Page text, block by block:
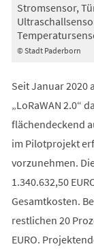
© Stadt Paderborn
Stromsensor,
Seit Januar
„LoRaWAN 2.0“
flächendeckend
im Pilotprojekt
vorzunehmen.
1.340.632,50
Gesamtkosten.
restlichen 20
EURO.